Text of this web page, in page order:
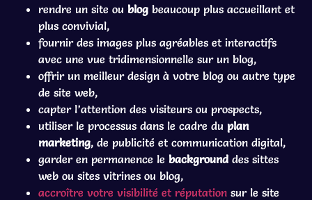
rendre un site ou blog beaucoup plus accueillant et
plus convivial,
fournir des images plus agréables et interactifs
avec une vue tridimensionnelle sur un blog,
offrir un meilleur design à votre blog ou autre type
de site web,
capter l’attention des visiteurs ou prospects,
utiliser le processus dans le cadre du plan
marketing, de publicité et communication digital,
garder en permanence le background des sittes
web ou sites vitrines ou blog,
accroître votre visibilité et réputation sur le site